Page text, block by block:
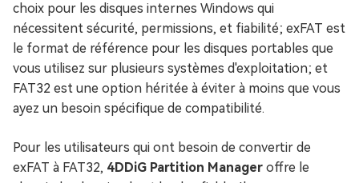
choix pour les disques internes Windows qui
nécessitent sécurité, permissions, et fiabilité; exFAT est
le format de référence pour les disques portables que
vous utilisez sur plusieurs systèmes d'exploitation; et
FAT32 est une option héritée à éviter à moins que vous
ayez un besoin spécifique de compatibilité.
Pour les utilisateurs qui ont besoin de convertir de
exFAT à FAT32, 4DDiG Partition Manager offre le